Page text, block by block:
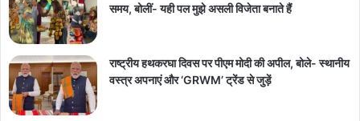
समय, बोलीं- यही पल मुझे असली विजेता बनाते हैं
राष्ट्रीय हथकरघा दिवस पर पीएम मोदी की अपील, बोले- स्थानीय
वस्त्र अपनाएं और ‘GRWM’ ट्रेंड से जुड़ें